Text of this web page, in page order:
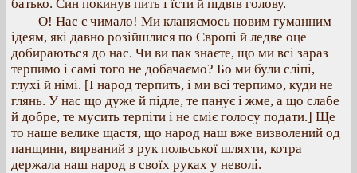
батько. Син покинув пить і їсти й підвів голову.
– О! Нас є чимало! Ми кланяємось новим гуманним
ідеям, які давно розійшлися по Європі й ледве оце
добираються до нас. Чи ви пак знаєте, що ми всі зараз
терпимо і самі того не добачаємо? Бо ми були сліпі,
глухі й німі. [І народ терпить, і ми всі терпимо, куди не
глянь. У нас що дуже й підле, те панує і жме, а що слабе
й добре, те мусить терпіти і не сміє голосу подати.] Ще
то наше велике щастя, що народ наш вже визволений од
панщини, вирваний з рук польської шляхти, котра
держала наш народ в своїх руках у неволі.